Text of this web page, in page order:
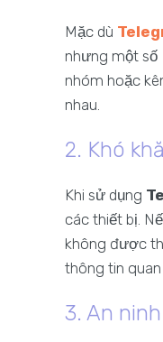
Mặc dù
nhưng một số
nhóm hoặc
nhau.
2. Khó
Khi sử dụng
các thiết bị.
không được
thông tin
3. An